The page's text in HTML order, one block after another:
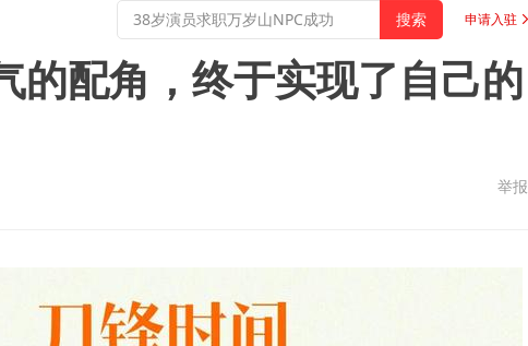
申请入驻
的配角，终于实现了自己的
举报